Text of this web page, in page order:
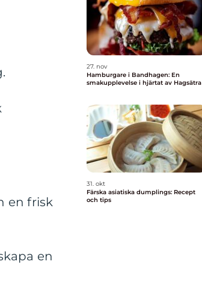
en frisk
en
27. nov
Hamburgare i Bandhagen: En
smakupplevelse i hjärtat av Hagsätra
31. okt
Färska asiatiska dumplings: Recept
och tips